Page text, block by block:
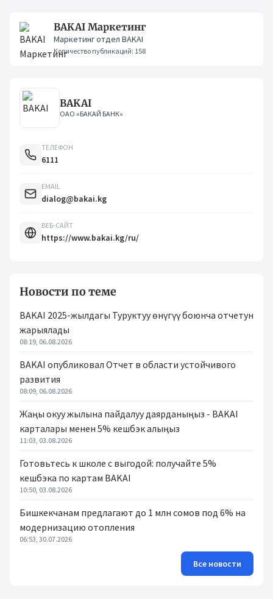
BAKAI Маркетинг
Маркетинг отдел BAKAI
Количество публикаций: 158
BAKAI
ОАО «БАКАЙ БАНК»
ТЕЛЕФОН
6111
EMAIL
dialog@bakai.kg
ВЕБ-САЙТ
https://www.bakai.kg/ru/
Новости по теме
BAKAI 2025-жылдагы Туруктуу өнүгүү боюнча отчетун
жарыялады
08:19, 06.08.2026
BAKAI опубликовал Отчет в области устойчивого
развития
08:09, 06.08.2026
Жаңы окуу жылына пайдалуу даярданыңыз - BAKAI
карталары менен 5% кешбэк алыңыз
11:03, 03.08.2026
Готовьтесь к школе с выгодой: получайте 5%
кешбэка по картам BAKAI
10:50, 03.08.2026
Бишкекчанам предлагают до 1 млн сомов под 6% на
модернизацию отопления
06:53, 30.07.2026
Все новости